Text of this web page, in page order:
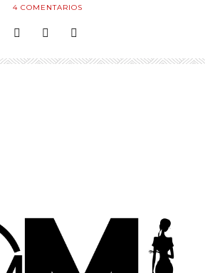
4COMENTARIOS